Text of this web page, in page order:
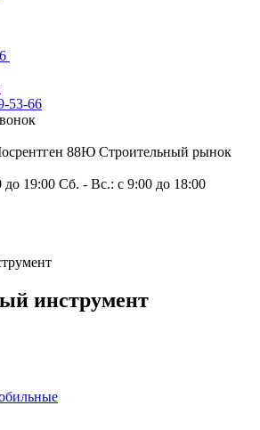
53-66
88Ю Строительный рынок
19:00 Сб. - Вс.: с 9:00 до 18:00
инструмент